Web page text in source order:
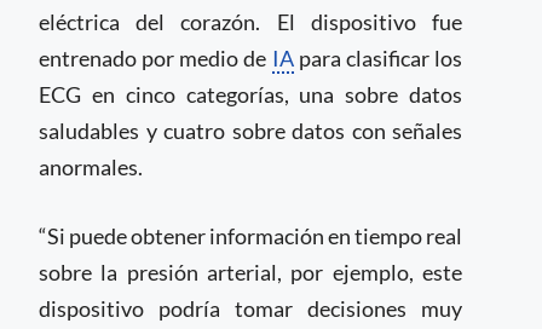
eléctrica del corazón. El dispositivo fue
entrenado por medio de IApara clasificar los
ECG en cinco categorías, una sobre datos
saludables y cuatro sobre datos con señales
anormales.
“Si puede obtener información en tiempo real
sobre la presión arterial, por ejemplo, este
dispositivo podría tomar decisiones muy